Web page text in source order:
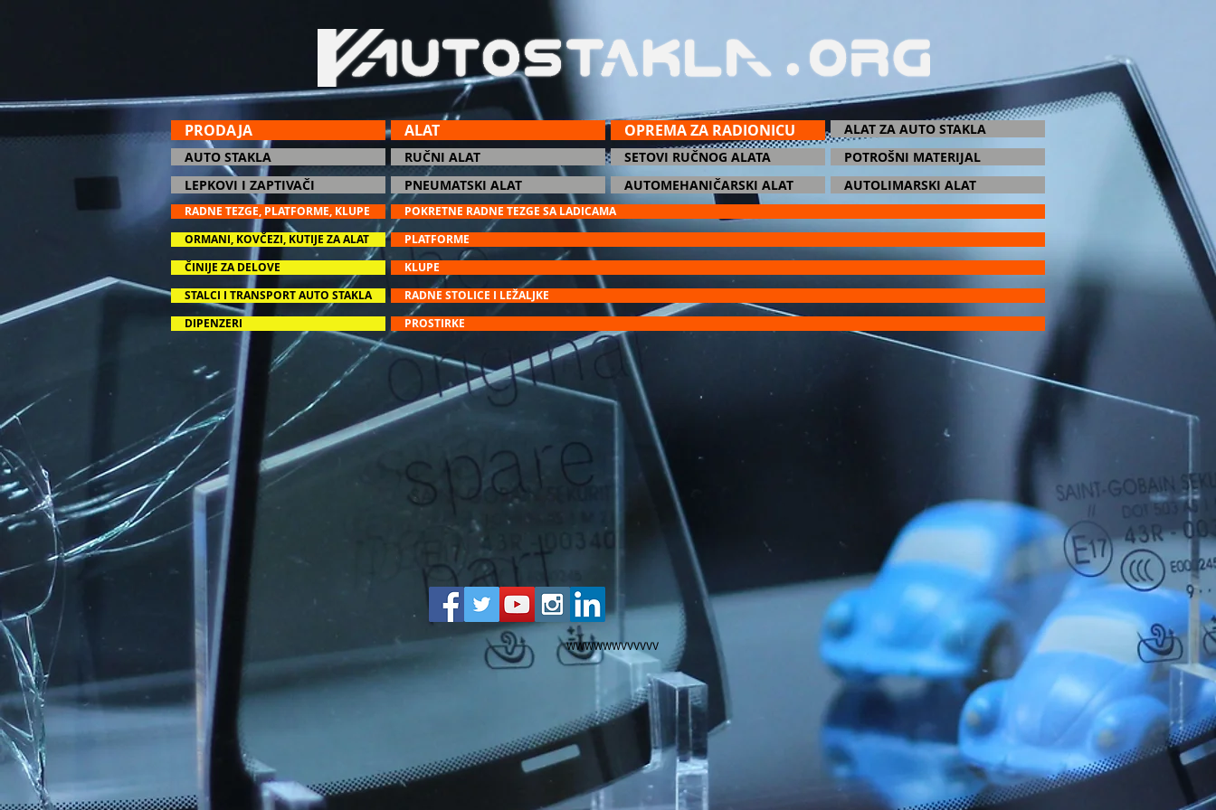
PRODAJA
LEPKOVI I ZAPTIVAČI
AUTO STAKLA
ALAT ALAT ZA AUTO STAKLA
AUTOLIMARSKI ALAT
AUTOMEHANIČARSKI ALAT
PNEUMATSKI ALAT
OPREMA ZA RADIONICU
POTROŠNI MATERIJAL
SETOVI RUČNOG ALATA
RUČNI ALAT
RADNE TEZGE, PLATFORME, KLUPE
POKRETNE RADNE TEZGE SA LADICAMA
PLATFORME
KLUPE
RADNE STOLICE I LEŽALJKE
PROSTIRKE
ORMANI, KOVČEZI, KUTIJE ZA ALAT
ČINIJE ZA DELOVE
STALCI I TRANSPORT AUTO STAKLA
DIPENZERI
WWWWWWVVVVVV